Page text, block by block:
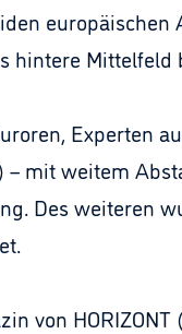
hintere
Experten
– mit weitem
Des weiteren
von